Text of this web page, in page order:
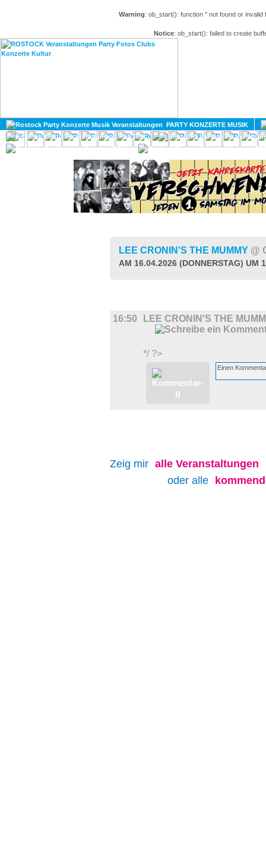
Warning: ob_start(): function '' not found or
Notice: ob_start(): failed to create
PARTY KONZERTE MUSIK
KULTUR
GAY
LEE CRONIN'S THE MUMMY @
AM 16.04.2026 (DONNERSTAG) UM
16:50 LEE CRONIN'S THE
*/ ?>
Zeig mir alle Veranstaltungen
oder alle